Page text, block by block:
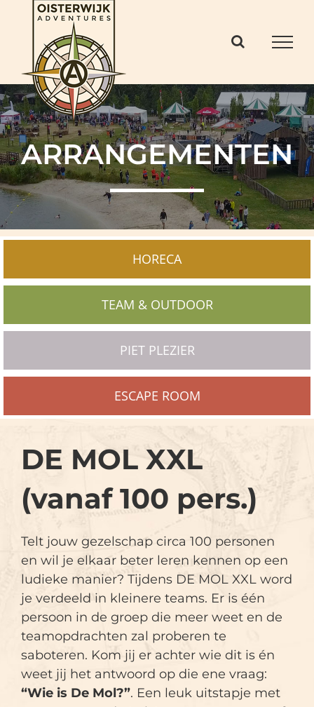
inhoud
ARRANGEMENTEN
HORECA
TEAM & OUTDOOR
PIET PLEZIER
ESCAPE ROOM
DE MOL XXL
(vanaf 100 pers.)
Telt jouw gezelschap circa 100 personen
en wil je elkaar beter leren kennen op een
ludieke manier? Tijdens DE MOL XXL word
je verdeeld in kleinere teams. Er is één
persoon in de groep die meer weet en de
teamopdrachten zal proberen te
saboteren. Kom jij er achter wie dit is én
weet jij het antwoord op die ene vraag:
“Wie is De Mol?”. Een leuk uitstapje met